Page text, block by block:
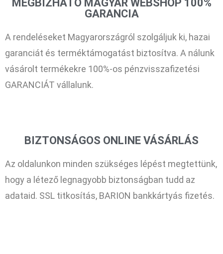
MEGBÍZHATÓ MAGYAR WEBSHOP 100%
GARANCIA
A rendeléseket Magyarországról szolgáljuk ki, hazai
garanciát és terméktámogatást biztosítva. A nálunk
vásárolt termékekre 100%-os pénzvisszafizetési
GARANCIÁT vállalunk.
BIZTONSÁGOS ONLINE VÁSÁRLÁS
Az oldalunkon minden szükséges lépést megtettünk,
hogy a létező legnagyobb biztonságban tudd az
adataid. SSL titkosítás, BARION bankkártyás fizetés.